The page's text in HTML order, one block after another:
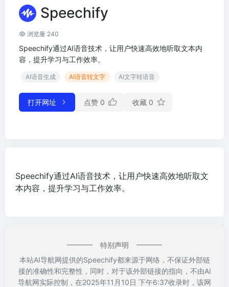
Speechify
浏览量 240
Speechify通过AI语音技术，让用户快速高效地听取文本内
容，提升学习与工作效率。
AI语音生成 AI语音转文字 AI文字转语音
打开网址 点赞 0 收藏 0
Speechify通过AI语音技术，让用户快速高效地听取文
本内容，提升学习与工作效率。
特别声明
本站AI导航网提供的Speechify都来源于网络，不保证外部链
接的准确性和完整性，同时，对于该外部链接的指向，不由AI
导航网实际控制，在2025年11月10日 下午6:37收录时，该网